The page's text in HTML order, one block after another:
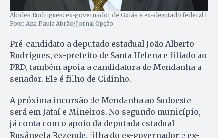
Alcides Rodrigues: ex-governador de Goiás e ex-deputado federal |
Foto: Ana Paula Abrão/Jornal Opção
Pré-candidato a deputado estadual João Alberto
Rodrigues, ex-prefeito de Santa Helena e filiado ao
PRD, também apoia a candidatura de Mendanha a
senador. Ele é filho de Cidinho.
A próxima incursão de Mendanha ao Sudoeste
será em Jataí e Mineiros. No segundo município,
já conta com o apoio da deputada estadual
Rosângela Rezende, filha do ex-governador e ex-